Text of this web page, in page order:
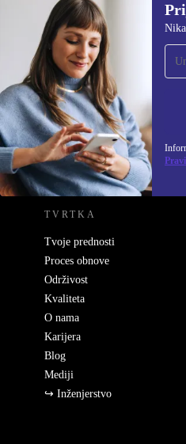
Prijavi se na
Nikad više ne
REFURBED
TVRTKA
Tvoje prednosti
Proces obnove
Održivost
Kvaliteta
O nama
Karijera
Blog
Mediji
↪ Inženjerstvo